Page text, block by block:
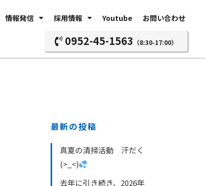
情報発信 採用情報 Youtube お問い合わせ
0952-45-1563 （8:30-17:00）
最新の投稿
真夏の清掃活動 汗だく
(>_<)
去年に引き続き、2026年